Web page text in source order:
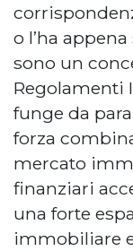
o l’ha
sono un
Regolamenti
funge da
forza
mercato
finanziari
una forte
immobiliare e